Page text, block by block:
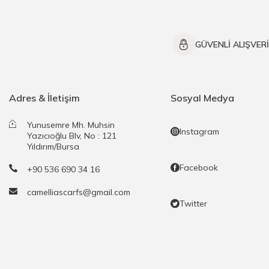
GÜVENLİ
Adres & İletişim
Yunusemre Mh. Muhsin
Yazıcıoğlu Blv, No : 121
Yıldırım/Bursa
+90 536 690 34 16
camelliascarfs@gmail.com
Sosyal Medya
Instagram
Facebook
Twitter